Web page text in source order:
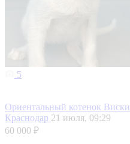
5
Ориентальный котенок Виски
Краснодар 21 июля, 09:29
60 000 ₽